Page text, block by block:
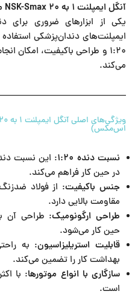
آنگل ایمپلنت ۱ به ۲۰ NSK-Smax مدل SG20 (ان‌اس‌کا – اس‌مکس)
یکی از ابزارهای ضروری برای
ایمپلنت‌های دندان‌پزشکی
۱:۲۰ و طراحی باکیفیت، امکان
می‌کند.
اس‌مکس)
نسبت دنده ۱:۲۰
: این نسبت
در حین کار فراهم می‌کند.
جنس باکیفیت: از فولاد
مقاومت بالایی دارد.
طراحی ارگونومیک: طراحی
حین کار می‌شود.
قابلیت استریلیزاسیون: به
بهداشت کار را تضمین می‌کند.
سازگاری با انواع موتورها: با
است.